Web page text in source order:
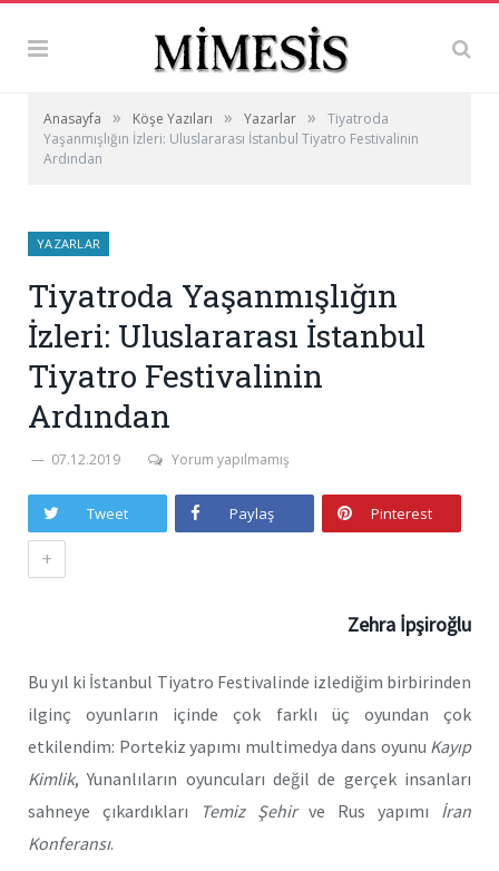
Anasayfa » Köşe Yazıları » Yazarlar »
Tiyatroda
Yaşanmışlığın İzleri: Uluslararası İstanbul Tiyatro Festivalinin
Ardından
YAZARLAR
Tiyatroda Yaşanmışlığın
İzleri: Uluslararası İstanbul
Tiyatro Festivalinin
Ardından
07.12.2019 Yorum yapılmamış
Tweet Paylaş Pinterest
+
Zehra İpşiroğlu
Bu yıl ki İstanbul Tiyatro Festivalinde izlediğim birbirinden
ilginç oyunların içinde çok farklı üç oyundan çok
etkilendim: Portekiz yapımı multimedya dans oyunu Kayıp
Kimlik, Yunanlıların oyuncuları değil de gerçek insanları
sahneye çıkardıkları
Temiz Şehirve Rus yapımı İran
Konferansı.